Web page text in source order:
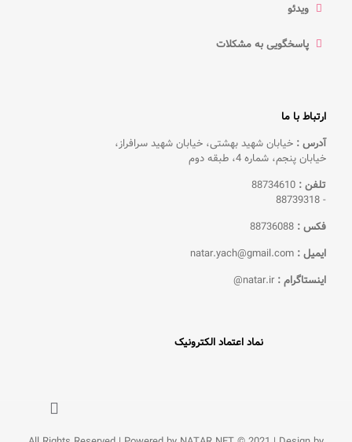
ویدئو
پاسخگویی به مشکلات
ارتباط با ما
آدرس : خیابان شهید بهشتی، خیابان شهید سرافراز،
خیابان پنجم، شماره 4، طبقه دوم
تلفن : 88734610
-
88739318
فکس : 88736088
ایمیل : natar.yach@gmail.com
اینستاگرام : natar.ir@
نماد اعتماد الکترونیک